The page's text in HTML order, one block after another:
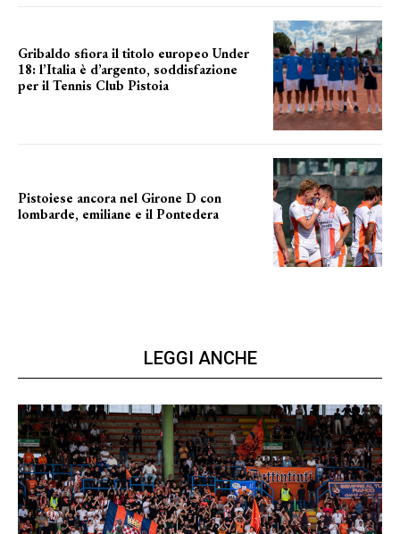
Gribaldo sfiora il titolo europeo Under
18: l’Italia è d’argento, soddisfazione
per il Tennis Club Pistoia
Pistoiese ancora nel Girone D con
lombarde, emiliane e il Pontedera
LEGGI ANCHE